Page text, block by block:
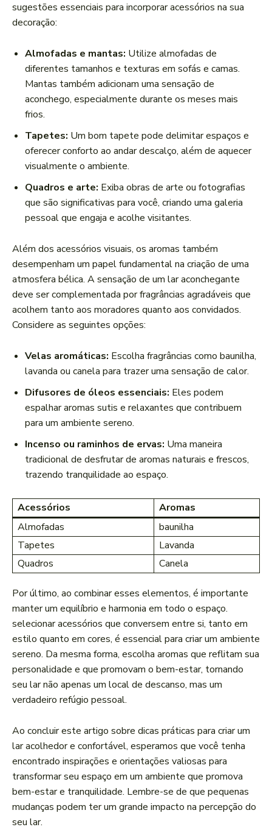
sugestões essenciais para ​incorporar acessórios na sua
decoração:
Almofadas e mantas: ⁤Utilize almofadas de
diferentes tamanhos e texturas em sofás e camas.
Mantas também adicionam uma sensação de
aconchego, especialmente durante os meses mais
frios.
Tapetes: Um bom tapete pode delimitar espaços e
⁣oferecer conforto⁢ ao andar descalço, além‍ de aquecer
visualmente o ambiente.
Quadros e arte: Exiba obras de arte ou fotografias
que são significativas para você, criando uma ‌galeria
pessoal⁣ que engaja e acolhe visitantes.
Além dos acessórios ​visuais, os aromas também
desempenham um papel fundamental na criação de uma
atmosfera bélica. A sensação de um lar aconchegante
deve ser complementada por fragrâncias agradáveis que ​
acolhem tanto aos moradores quanto aos convidados.
Considere as seguintes opções:
Velas aromáticas: Escolha fragrâncias como baunilha,
lavanda ou canela para trazer uma sensação de calor.
Difusores de óleos​ essenciais: Eles podem
espalhar aromas sutis e relaxantes que​ contribuem ​
para um ⁤ambiente sereno.
Incenso ou raminhos ‍de ‍ervas: Uma maneira
tradicional de desfrutar de aromas naturais e frescos,
trazendo tranquilidade ao espaço.
Acessórios
Aromas
Almofadas
baunilha
Tapetes
Lavanda
Quadros
Canela
Por último, ao combinar esses elementos, é importante
manter um equilíbrio e harmonia em todo o‌ espaço.
selecionar acessórios que conversem⁤ entre ⁤si, tanto em
estilo quanto em cores, é essencial para criar um ambiente
sereno. Da mesma forma, escolha aromas⁢ que reflitam sua
personalidade⁣ e que promovam o bem-estar, tornando
seu lar não apenas um local de descanso,​ mas um
verdadeiro refúgio ⁤pessoal.
Ao⁣ concluir este artigo sobre dicas práticas para criar um
lar acolhedor e confortável, esperamos que você tenha
encontrado inspirações‍ e orientações valiosas para
transformar seu espaço em um ambiente que promova
bem-estar e tranquilidade. Lembre-se ‍de que pequenas
mudanças podem ter um grande impacto na percepção do
seu lar.